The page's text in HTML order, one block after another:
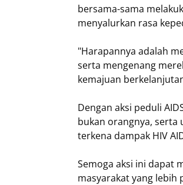
bersama-sama
menyalurkan rasa
"Harapannya adalah
serta mengenang
kemajuan
Dengan aksi peduli
bukan orangnya, serta
terkena dampak HIV
Semoga aksi ini dapat
masyarakat yang lebih